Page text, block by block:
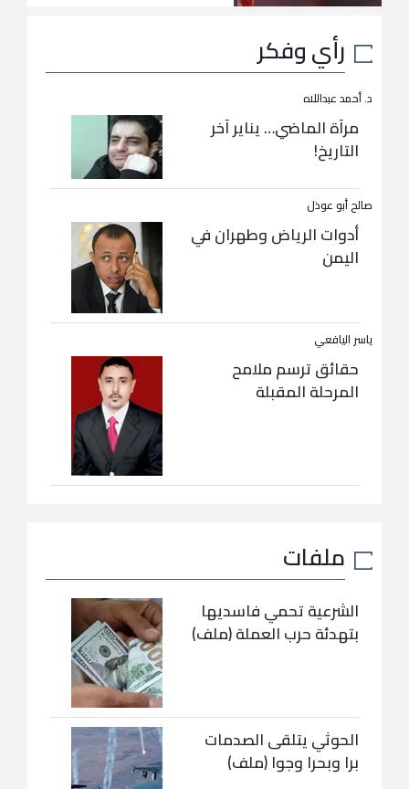
رأي وفكر
د. أحمد عبداللاه
مرآة الماضي… يناير آخر
التاريخ!
صالح أبو عوذل
أدوات الرياض وطهران في
اليمن
ياسر اليافعي
حقائق ترسم ملامح
المرحلة المقبلة
ملفات
الشرعية تحمي فاسديها
بتهدئة حرب العملة (ملف)
الحوثي يتلقى الصدمات
برا وبحرا وجوا (ملف)